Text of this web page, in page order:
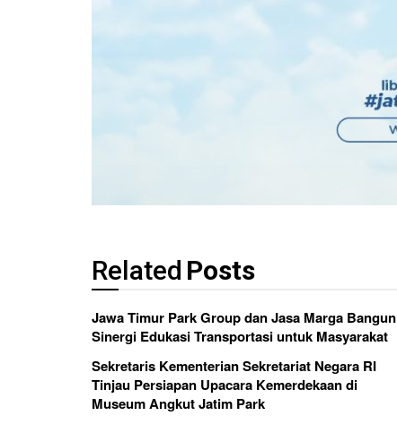
Related Posts
Jawa Timur Park Group dan Jasa Marga Bangun
Sinergi Edukasi Transportasi untuk Masyarakat
Sekretaris Kementerian Sekretariat Negara RI
Tinjau Persiapan Upacara Kemerdekaan di
Museum Angkut Jatim Park